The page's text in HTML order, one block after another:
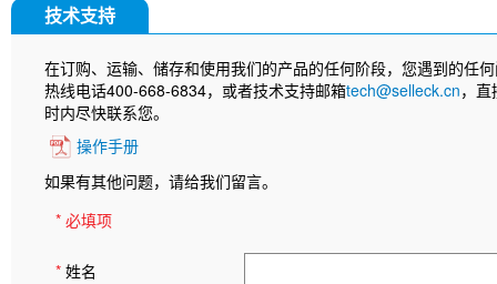
技术支持
在订购、运输、储存和使用我们的产品的任何阶段，您遇到的任
热线电话400-668-6834，或者技术支持邮箱tech@selleck.cn，
时内尽快联系您。
操作手册
如果有其他问题，请给我们留言。
* 必填项
* 姓名